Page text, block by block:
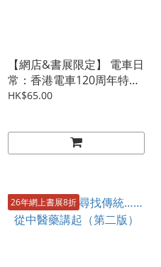
【網店&書展限定】 電車日
常：香港電車120周年特別
迷你典藏版
HK$65.00
26年網上書展8折